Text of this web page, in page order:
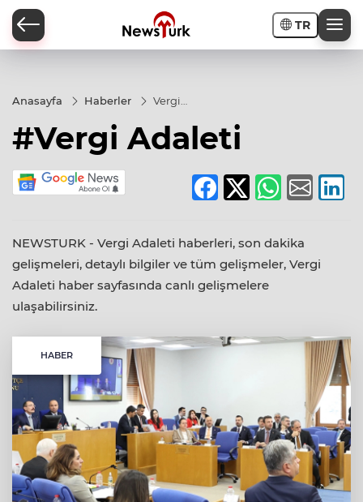
TR
Anasayfa Haberler
Vergi
#Vergi Adaleti
NEWSTURK - Vergi Adaleti haberleri, son dakika
gelişmeleri, detaylı bilgiler ve tüm gelişmeler, Vergi
Adaleti haber sayfasında canlı gelişmelere
ulaşabilirsiniz.
HABER